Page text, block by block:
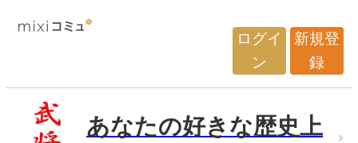
ログイ
ン
新規登
録
あなたの好きな歴史上